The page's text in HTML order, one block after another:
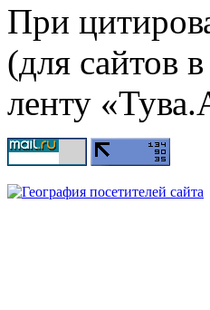
При
(для сайтов
ленту